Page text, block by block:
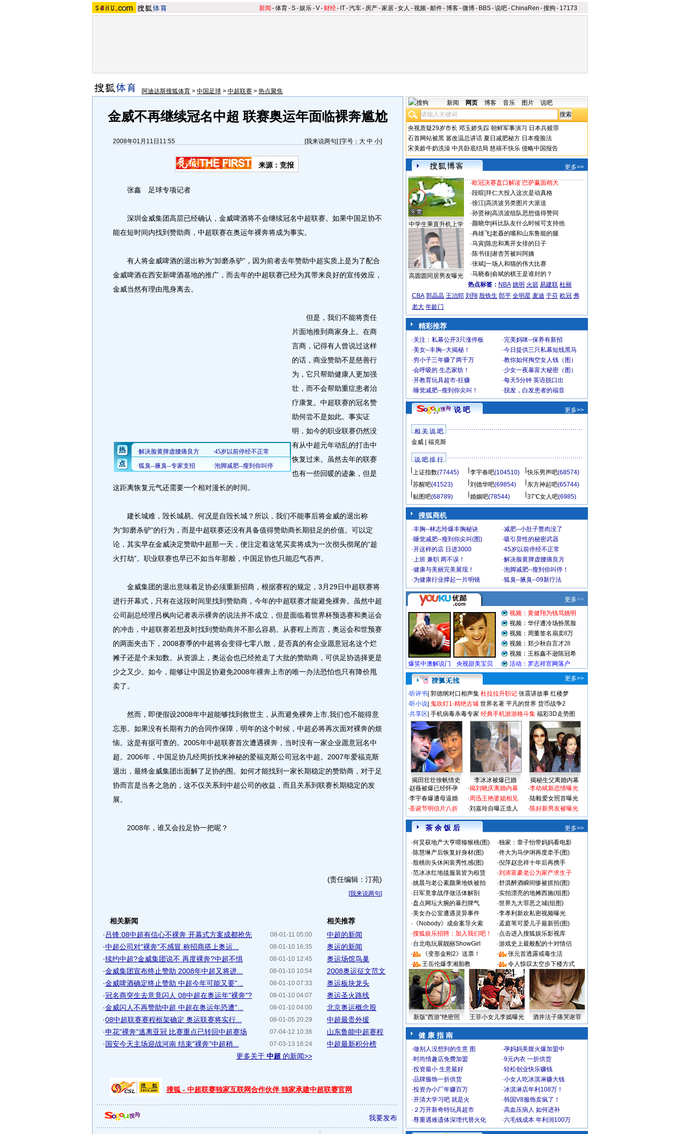
新闻 -体育-S-娱乐-V- 财经- IT-汽车- 房产-家居-女人 -视频-邮件-博客-微博- BBS-说吧-ChinaRen -搜狗 - 17173
阿迪达斯搜狐体育 > 中国足球 > 中超联赛 > 热点聚焦
金威不再继续冠名中超 联赛奥运年面临裸奔尴尬
2008年01月11日11:55 [我来说两句] [字号： 大 中 小]
来源：竞报
张鑫 足球专项记者
深圳金威集团高层已经确认，金威啤酒将不会继续冠名中超联赛。如果中国足协不
能在短时间内找到赞助商，中超联赛在奥运年裸奔将成为事实。
有人将金威啤酒的退出称为“卸磨杀驴”，因为前者去年赞助中超实质上是为了配合
金威啤酒在西安新啤酒基地的推广，而去年的中超联赛已经为其带来良好的宣传效应，
金威当然有理由甩身离去。
但是，我们不能将责任
片面地推到商家身上。在商
言商，记得有人曾说过这样
的话，商业赞助不是慈善行
为，它只帮助健康人更加强
壮，而不会帮助重症患者治
疗康复。中超联赛的冠名赞
助何尝不是如此。事实证
明，如今的职业联赛仍然没
有从中超元年动乱的打击中
恢复过来。虽然去年的联赛
也有一些回暖的迹象，但是
这距离恢复元气还需要一个相对漫长的时间。
建长城难，毁长城易。何况是自毁长城？所以，我们不能事后将金威的退出称
为“卸磨杀驴”的行为，而是中超联赛还没有具备值得赞助商长期驻足的价值。可以定
论，其实早在金威决定赞助中超那一天，便注定着这笔买卖将成为一次彻头彻尾的“趁
火打劫”。职业联赛也早已不如当年那般，中国足协也只能忍气吞声。
金威集团的退出意味着足协必须重新招商，根据赛程的规定，3月29日中超联赛将
进行开幕式，只有在这段时间里找到赞助商，今年的中超联赛才能避免裸奔。虽然中超
公司副总经理吕枫向记者表示裸奔的说法并不成立，但是面临着世界杯预选赛和奥运会
的冲击，中超联赛若想及时找到赞助商并不那么容易。从赛程上而言，奥运会和世预赛
的两面夹击下，2008赛季的中超将会变得七零八散，是否真的有企业愿意冠名这个烂
摊子还是个未知数。从资源上，奥运会也已经抢走了大批的赞助商，可供足协选择更是
少之又少。如今，能够让中国足协避免2008年裸奔上市的唯一办法恐怕也只有降价甩
卖了。
然而，即便假设2008年中超能够找到救世主，从而避免裸奔上市,我们也不能得意
忘形。如果没有长期有力的合同作保障，明年的这个时候，中超必将再次面对裸奔的烦
恼。这是有据可查的。2005年中超联赛首次遭遇裸奔，当时没有一家企业愿意冠名中
超。2006年，中国足协几经周折找来神秘的爱福克斯公司冠名中超。2007年爱福克斯
退出，最终金威集团出面解了足协的围。如何才能找到一家长期稳定的赞助商，对于足
协而言是当务之急的，这不仅关系到中超公司的收益，而且关系到联赛长期稳定的发
展。
2008年，谁又会拉足协一把呢？
(责任编辑：汀苑)
[我来说两句]
相关新闻
08-01-11 05:00
· 吕锋:08中超有信心不裸奔 开幕式方案成都抢先
08-01-10 16:35
·中超公司对"裸奔"不感冒 称招商搭上奥运...
08-01-10 12:45
·续约中超?金威集团说不 再度裸奔?中超不惧
08-01-10 10:54
·金威集团宣布终止赞助 2008年中超又将进...
08-01-10 07:33
·金威啤酒确定终止赞助 中超今年可能又要"...
08-01-10 04:07
·冠名商突生去意竟闪人 08中超在奥运年"裸奔"?
08-01-10 04:00
·金威闪人不再赞助中超 中超在奥运年恐遭"...
08-01-05 20:29
·08中超联赛赛程框架确定 奥运联赛将实行...
07-04-12 10:36
·申花"裸奔"逃离亚冠 比赛重点已转回中超赛场
07-03-13 16:24
·国安今天主场迎战河南 结束"裸奔"中超稍...
更多关于 中超 的新闻>>
相关推荐
中超的新闻
奥运的新闻
奥运场馆鸟巢
2008奥运征文范文
奥运板块龙头
奥运圣火路线
北京奥运概念股
中超最贵外援
山东鲁能中超赛程
中超最新积分榜
搜狐 - 中超联赛独家互联网合作伙伴 独家承建中超联赛官网
我要发布
新闻 网页 博客 音乐 图片 说吧
央视质疑29岁市长 邓玉娇失踪 朝鲜军事演习 日本兵赎罪
石首网站被黑 篡改温总讲话 夏日减肥秘方 日本瘦脸法
宋美龄牛奶洗澡 中共卧底结局 慈禧不快乐 侵略中国报告
更多>>
中学生乘直升机上学
高圆圆同居男友曝光
·欧冠决赛盘口解读 巴萨赢面稍大
·段暄 拜仁大投入这次是动真格
·徐江| 高洪波另类图片大派送
·孙贤禄| 高洪波组队思想值得赞同
·颜晓华| 科比队友什么时候可支持他
·冉雄飞| 老聂的嘴和山东鲁能的腿
·马寅| 陈忠和离开女排的日子
·陈书佳| 谢杏芳被叫阿姨
·张斌| 一场人和猫的伟大比赛
·马晓春| 俞斌的棋王是谁封的？
热点标签： NBA 姚明 火箭 易建联 杜丽
CBA 郭晶晶 王治郅 刘翔 殷铁生 郎平 全明星 麦迪 于芬 欧冠 弗
老大 年龄门
精彩推荐
·关注：私幕公开3只涨停板 ·完美妈咪--保养有新招
·美女--丰胸--大揭秘！ ·今日提供三只私幕短线黑马
·穷小子三年赚了两千万 ·教你如何掏空女人钱（图）
·会呼吸的 生态家纺！ ·少女一夜暴富大秘密（图）
·开教育玩具超市-狂赚 ·每天5分钟 英语脱口出
·睡觉减肥--瘦到你尖叫！ · 脱发，白发患者的福音
说 吧 更多>>
相 关 说 吧
金威| 福克斯
说 吧 排 行
上证指数(77445) 李宇春吧(104510) 快乐男声吧(68574)
苏醒吧(41523) 刘德华吧(69854) 东方神起吧(65744)
贴图吧(68789) 婚姻吧(78544) 37℃女人吧(6985)
搜狐商机
·丰胸--林志玲爆丰胸秘诀 ·减肥--小肚子赘肉没了
·睡觉减肥--瘦到你尖叫(图) ·吸引异性的秘密武器
·开这样的店 日进3000 ·45岁以前停经不正常
·上班 兼职 两不误！ ·解决脸黄脾虚腰痛良方
·健康与美丽完美展现！ ·泡脚减肥--瘦到你叫停！
·为健康行业撑起一片明镜 ·狐臭--腋臭--09新疗法
更多>>
·听评书 郭德纲对口相声集 杜拉拉升职记 张震讲故事 红楼梦
·听小说 鬼吹灯1-精绝古城 世界名著 平凡的世界 货币战争2
·共享区 手机病毒杀毒专家 经典手机游游格斗集 福彩3D走势图
揭田壮壮徐帆情史 李冰冰被爆已婚
揭秘生父离婚内幕
·赵薇被爆已经怀孕
·李宇春爆遭母逼婚
·圣诞节明信片八折
·揭刘晓庆离婚内幕
·周迅王艳婆媳相见
·刘嘉玲自曝正造人
·李幼斌新恋情曝光
·陆毅爱女照首曝光
·陈好新男友被曝光
茶 余 饭 后
更多>>
·何炅获地产大亨喂猕猴桃(图) ·独家：章子怡带妈妈看电影
·陈慧琳产后恢复好身材(图) ·佟大为马伊琍再度牵手(图)
·殷桃街头休闲装秀性感(图) ·倪萍赵忠祥十年后再携手
·范冰冰红地毯服装皆为租赁 ·刘涛富豪老公为家产求生子
·姚晨与老公素颜乘地铁被拍 ·舒淇醉酒瞬间惨被抓拍(图)
· 日军竟拿战俘做活体解剖 ·实拍漂亮的地摊西施(组图)
·盘点网坛大腕的暴烈脾气 ·世界九大罪恶之城(组图)
·美女办公室遭遇灵异事件 ·李孝利新欢私密视频曝光
· 《Nobody》成命案导火索 ·孟庭苇可爱儿子最新照(图)
·搜狐娱乐招聘：加入我们吧！ ·点击进入搜狐娱乐影视库
·台北电玩展靓丽ShowGirl ·游戏史上最般配的十对情侣
·
《变形金刚2》送票！ ·
张元首透露戒毒生活
·
王岳伦爆李湘胎教 · 令人惊叹太空步下楼方式
新版“西游”绝密照 王菲小女儿李嫣曝光 酒井法子痛哭谢罪
健 康 指 南
·做别人没想到的生意 图 ·孕妈妈美腹火爆加盟中
·时尚情趣店免费加盟 ·9元内衣 一折供货
·投资最小 生意最好 ·轻松创业快乐赚钱
·品牌服饰一折供货 ·小女人吃冰淇淋赚大钱
·投资办小厂年赚百万 ·冰淇淋店年利108万！
·开清大学习吧 就是火 ·韩国V8服饰卖疯了！
· ２万开新奇特玩具超市 ·高血压病人 如何进补
·尊重遇难遗体深埋代替火化 ·六毛钱成本 年利润100万